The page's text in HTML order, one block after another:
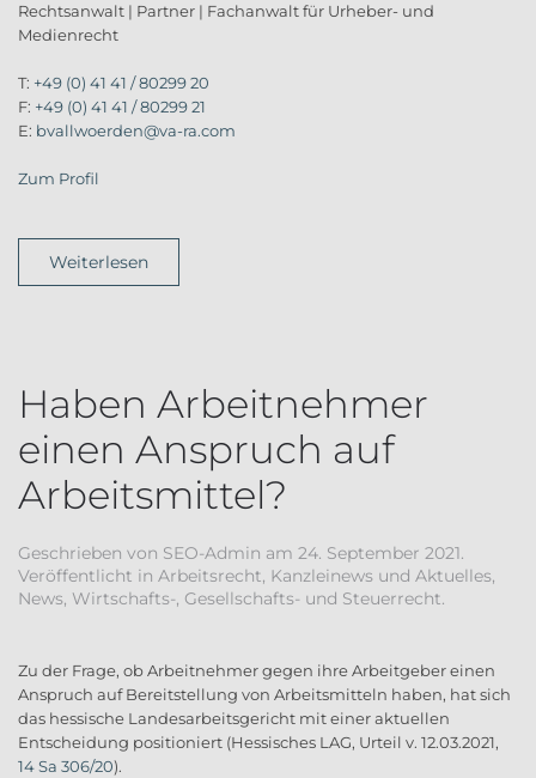
Rechtsanwalt | Partner | Fachanwalt für Urheber- und
Medienrecht
T: +49 (0) 41 41 / 80299 20
F: +49 (0) 41 41 / 80299 21
E: bvallwoerden@va-ra.com
Zum Profil
Weiterlesen
Haben Arbeitnehmer
einen Anspruch auf
Arbeitsmittel?
Geschrieben von SEO-Admin am 24. September 2021.
Veröffentlicht in Arbeitsrecht, Kanzleinews und Aktuelles,
News, Wirtschafts-, Gesellschafts- und Steuerrecht.
Zu der Frage, ob Arbeitnehmer gegen ihre Arbeitgeber einen
Anspruch auf Bereitstellung von Arbeitsmitteln haben, hat sich
das hessische Landesarbeitsgericht mit einer aktuellen
Entscheidung positioniert (Hessisches LAG, Urteil v. 12.03.2021,
14 Sa 306/20).